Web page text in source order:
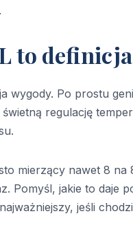
to
wygody. Po prostu
świetną regulację
mierzący nawet 8 na
Pomyśl, jakie to daje
jeśli